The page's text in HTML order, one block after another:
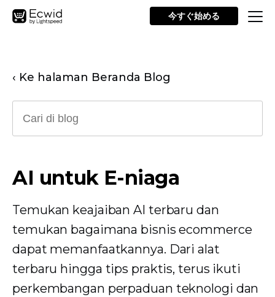
今すぐ始める
‹ Ke halaman Beranda Blog
AI untuk E-niaga
Temukan keajaiban AI terbaru dan
temukan bagaimana bisnis ecommerce
dapat memanfaatkannya. Dari alat
terbaru hingga tips praktis, terus ikuti
perkembangan perpaduan teknologi dan